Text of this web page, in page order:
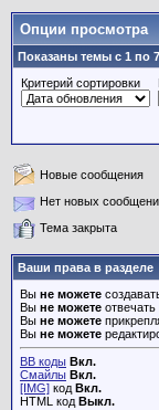
Опции просмотра
Показаны темы с 1 по
Критерий сортировки
Новые сообщения
Нет новых
Тема закрыта
Ваши права в разделе
Вы не можете
Вы не можете
Вы не можете
Вы не можете
BB коды Вкл.
Смайлы Вкл.
[IMG] код Вкл.
HTML код Выкл.